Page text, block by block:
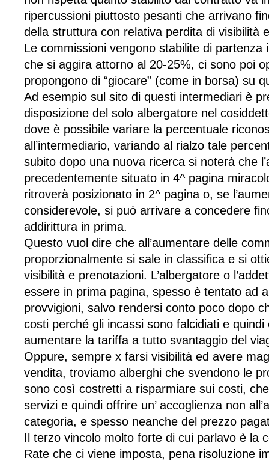
ripercussioni piuttosto pesanti che arrivano
della struttura con relativa perdita di visibilità
Le commissioni vengono stabilite di partenza
che si aggira attorno al 20-25%, ci sono poi
propongono di “giocare” (come in borsa) su
Ad esempio sul sito di questi intermediari è
disposizione del solo albergatore nel
dove è possibile variare la percentuale
all’intermediario, variando al rialzo tale
subito dopo una nuova ricerca si noterà che
precedentemente situato in 4^ pagina
ritroverà posizionato in 2^ pagina o, se
considerevole, si può arrivare a concedere
addirittura in prima.
Questo vuol dire che all’aumentare delle
proporzionalmente si sale in classifica e si
visibilità e prenotazioni. L’albergatore o
essere in prima pagina, spesso è tentato ad
provvigioni, salvo rendersi conto poco dopo
costi perché gli incassi sono falcidiati e
aumentare la tariffa a tutto svantaggio del
Oppure, sempre x farsi visibilità ed avere
vendita, troviamo alberghi che svendono le
sono così costretti a risparmiare sui costi,
servizi e quindi offrire un’ accoglienza non
categoria, e spesso neanche del prezzo
Il terzo vincolo molto forte di cui parlavo è la
Rate che ci viene imposta, pena risoluzione